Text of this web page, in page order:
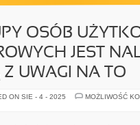
OSÓB
JEST
UWAGI NA TO
ON SIE - 4 - 2025
MOŻLIWOŚĆ